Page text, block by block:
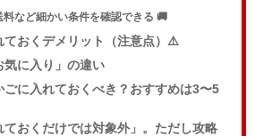
など細かい条件を確認できる 🚚
ておくデメリット（注意点）⚠️
気に入り」の違い
ごに入れておくべき？おすすめは3〜5
ておくだけでは対象外」。ただし攻略